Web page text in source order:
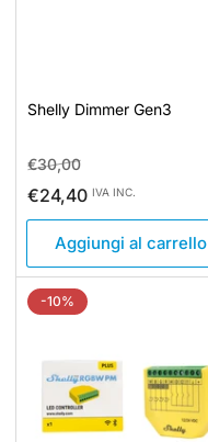
Shelly Dimmer Gen3
Prezzo
standard
€30,00Prezzo
di
€24,40 IVA INC.
Aggiungi al carrello
-10%